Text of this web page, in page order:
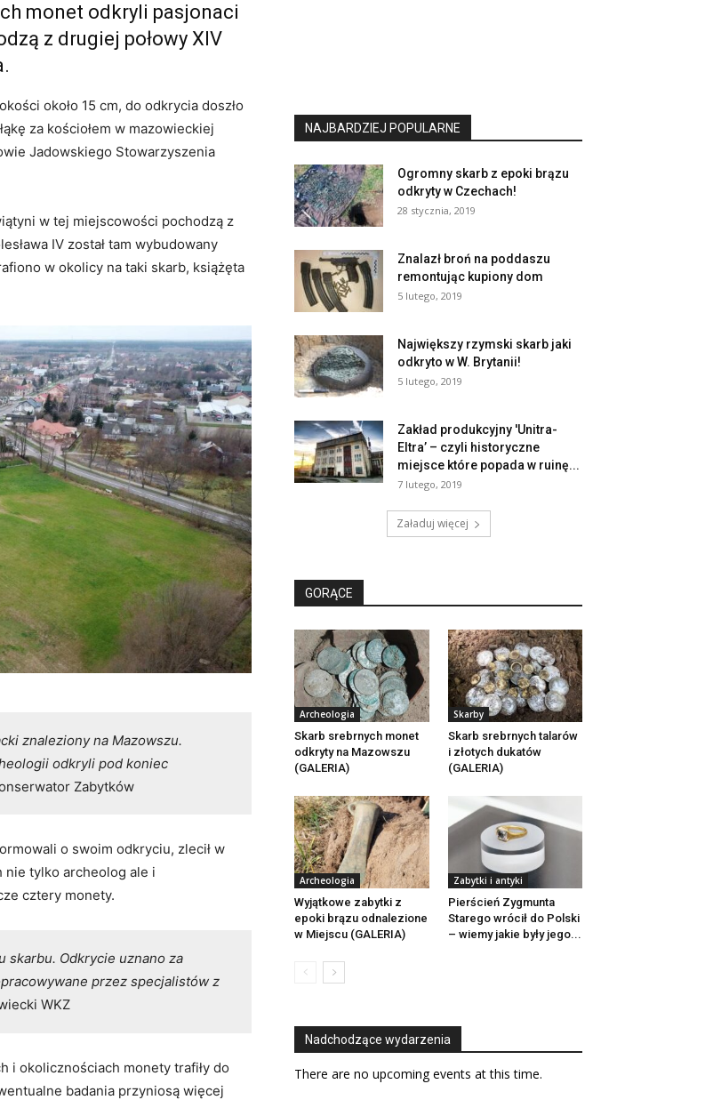
monet odkryli pasjonaci
z drugiej połowy XIV
około 15 cm, do odkrycia doszło
za kościołem w mazowieckiej
Jadowskiego Stowarzyszenia
w tej miejscowości pochodzą z
IV został tam wybudowany
w okolicy na taki skarb, książęta
znaleziony na Mazowszu.
odkryli pod koniec
Zabytków
o swoim odkryciu, zlecił w
nie tylko archeolog ale i
cztery monety.
skarbu. Odkrycie uznano za
przez specjalistów z
WKZ
i okolicznościach monety trafiły do
badania przyniosą więcej
NAJBARDZIEJ POPULARNE
Ogromny skarb z epoki brązu
odkryty w Czechach!
28 stycznia, 2019
Znalazł broń na poddaszu
remontując kupiony dom
5 lutego, 2019
Największy rzymski skarb jaki
odkryto w W. Brytanii!
5 lutego, 2019
Zakład produkcyjny 'Unitra-
Eltra’ – czyli historyczne
miejsce które popada w ruinę...
7 lutego, 2019
Załaduj więcej
GORĄCE
Archeologia
Skarb srebrnych monet
odkryty na Mazowszu
(GALERIA)
Skarby
Skarb srebrnych talarów
i złotych dukatów
(GALERIA)
Archeologia
Wyjątkowe zabytki z
epoki brązu odnalezione
w Miejscu (GALERIA)
Zabytki i antyki
Pierścień Zygmunta
Starego wrócił do Polski
– wiemy jakie były jego...
Nadchodzące wydarzenia
There are no upcoming events at this time.